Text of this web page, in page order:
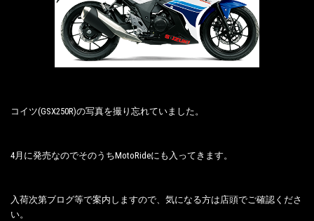
コイツ(GSX250R)の写真を撮り忘れていました。
4月に発売なのでそのうちMotoRideにも入ってきます。
入荷次第ブログ等で案内しますので、気になる方は店頭でご確認くださ
い。